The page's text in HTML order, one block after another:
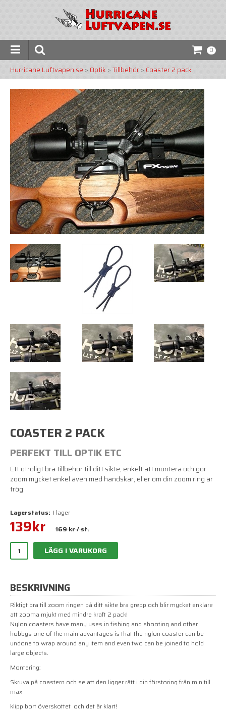
0
Hurricane Luftvapen.se > Optik >Tillbehör> Coaster 2 pack
COASTER 2 PACK
PERFEKT TILL OPTIK ETC
Ett otroligt bra tillbehör till ditt sikte, enkelt att montera och gör
zoom mycket enkel även med handskar, eller om din zoom ring är
trög.
Lagerstatus: I lager
139kr 169 kr/ st.
LÄGG I VARUKORG
BESKRIVNING
Riktigt bra till zoom ringen på ditt sikte bra grepp och blir mycket enklare
att zooma mjukt med mindre kraft 2 pack!
Nylon coasters have many uses in fishing and shooting and other
hobbys one of the main advantages is that the nylon coaster can be
undone to wrap around any item and even two can be joined to hold
large objects.
Montering:
Skruva på coastern och se att den ligger rätt i din förstoring från min till
max
klipp bort överskottet och det är klart!